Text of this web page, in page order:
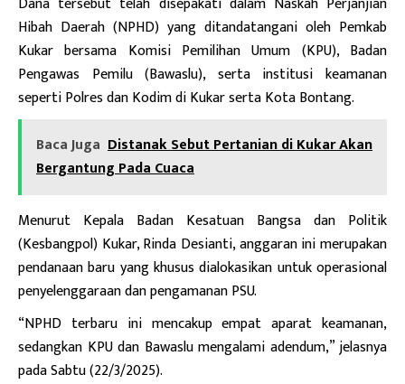
Hibah Daerah (NPHD) yang ditandatangani oleh Pemkab
Kukar bersama Komisi Pemilihan Umum (KPU), Badan
Pengawas Pemilu (Bawaslu), serta institusi keamanan
seperti Polres dan Kodim di Kukar serta Kota Bontang.
Baca Juga Distanak Sebut Pertanian di Kukar Akan
Bergantung Pada Cuaca
Menurut Kepala Badan Kesatuan Bangsa dan Politik
(Kesbangpol) Kukar, Rinda Desianti, anggaran ini merupakan
pendanaan baru yang khusus dialokasikan untuk operasional
penyelenggaraan dan pengamanan PSU.
“NPHD terbaru ini mencakup empat aparat keamanan,
sedangkan KPU dan Bawaslu mengalami adendum,” jelasnya
pada Sabtu (22/3/2025).